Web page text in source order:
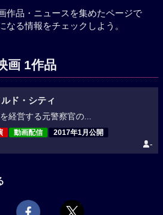
作品・ニュースを集めたページで
なる情報をチェックしよう。
画 1作品
ルド・シティ
経営する元警察官の...
動画配信 2017年1月公開
-